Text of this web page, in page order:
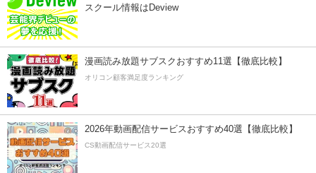
スクール情報はDeview
漫画読み放題サブスクおすすめ11選【徹底比較】
オリコン顧客満足度ランキング
2026年動画配信サービスおすすめ40選【徹底比較】
CS動画配信サービス20選